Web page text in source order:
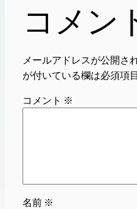
コメン
メールアドレスが公開さ
が付いている欄は必須項
コメント ※
名前 ※